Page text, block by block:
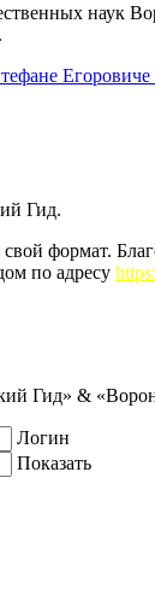
наук
Егоровиче
Гид.
формат.
по адресу
Гид» &
Логин
Показать